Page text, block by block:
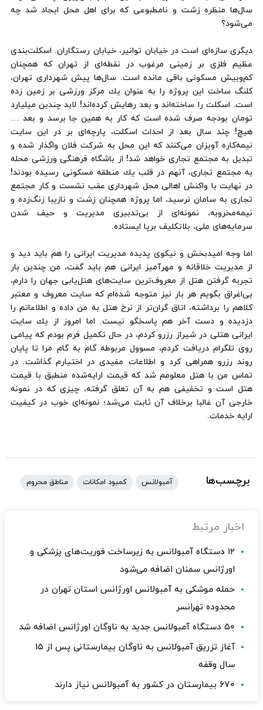
سال‌ها منظره زشت و نامطبوعی كه برای اهل محل ایجاد شد چه
می‌شود؟
دیگری سازه‌ای است در خیابان توانیر، خیابان رستگاران. اسكلت‌بندی
عظیم فلزی بر زمینی مرغوب در نقطه‌ای از تهران كه همچنان
كم‌و‌بیش مسكونی باقی مانده است. سال‌ها پیش شهرداری تهران،
كلنگ ساخت این پروژه را به عنوان یك مركز ورزشی بر زمین زده
است. اسكلت را ساخته‌اند و بعد رهایش كرده‌اند! لابد چندین میلیارد
تومان بودجه صرف شده است كه كار به همین جا برسد و بعد …
هیچ! چند سال بعد از احداث اسكلت، پارچه‌ای بر در این سایت
نیمه‌كاره آویزان می‌كنند كه این محل به شركت فلان واگذار شده و
تبدیل به مجتمع تجاری خواهد شد! از باشگاه فرهنگی ورزشی محله
به مجتمع تجاری، آنهم در قلب یك منطقه مسكونی رسیده بودند!
در نهایت با واكنش اهالی محل شهرداری عقب نشست و كار مجتمع
تجاری به سامان نرسید، اما پروژه همچنان زشت و نازیبا زنگ‌زده و
نیمه‌مخروبه، نمونه‌ای از بی‌تدبیری مدیریت و حیف شدن
سرمایه‌های ملی، بلاتكلیف برپا ایستاده.
اما وجه امید‌بخش و نیكوی پدیده مدیریت ایرانی را هم باید دید و
از مدیریت خلاقانه و مهر‌آمیز ایرانی هم باید گفت، من چندین بار
تجربه گرفتن هتل از معروف‌ترین سایت‌های هتل‌یابی جهان را دارم،
بی‌اغراق بگویم هر بار نیز متوجه شده‌ام كه سایت معروف و معتبر
كلاهم را برداشته، اتاق گران‌تر از نرخ هتل به من داده و اطلاعاتم را
دزدیده و دست آخر هم پاسخگو نیست. اما امروز از یك سایت
ایرانی هتلی در شیراز رزرو كردم، در حال تكمیل فرم بودم كه پیامی
روی تلگرام دریافت كردم، مسوول مربوطه گام به گام مرا تا پایان
روند رزرو همراهی كرد و اطلاعات مفیدی در اختیارم گذاشت. در
تماس من با هتل معلومم شد كه قیمت ارایه‌شده منطبق با قیمت
هتل است و تخفیفی هم به آن تعلق گرفته، چیزی كه در نمونه
خارجی آن غالبا بر‌خلاف آن ثابت می‌شد؛ نمونه‌ای خوب در كیفیت
ارایه خدمات.
برچسب‌ها آمبولانس کمبود امکانات مناطق محروم
اخبار مرتبط
۱۲ دستگاه آمبولانس به زیرساخت‌ فوریت‌های پزشکی و
اورژانس سمنان اضافه می‌شود
حمله موشکی به آمبولانس اورژانس استان تهران در
محدوده تهرانسر
۵۰ دستگاه آمبولانس جدید به ناوگان اورژانس اضافه شد
آغاز تزریق آمبولانس به ناوگان بیمارستانی پس از ۱۵
سال وقفه
۶۷۰ بیمارستان در کشور به آمبولانس نیاز دارند